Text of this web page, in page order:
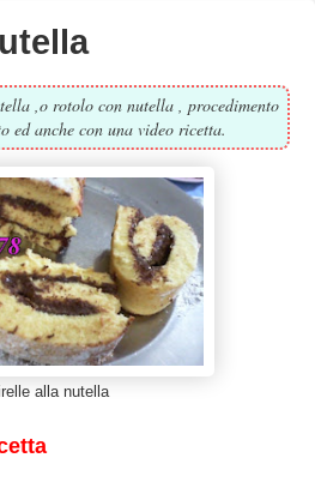
,o rotolo con nutella , procedimento
ed anche con una video ricetta.
alla nutella